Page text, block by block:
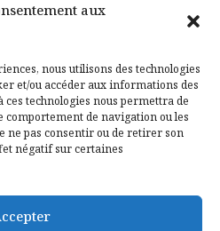
aux
nous utilisons des technologies
et/ou accéder aux informations des
technologies nous permettra de
comportement de navigation ou les
ne pas consentir ou de retirer son
négatif sur certaines